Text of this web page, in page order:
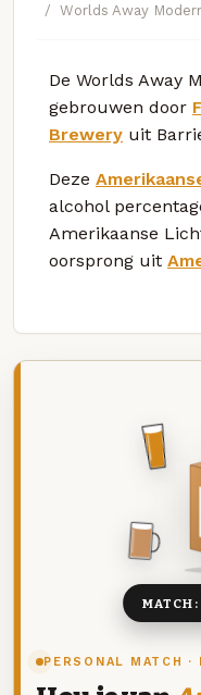
Worlds Away
De Worlds Away
gebrouwen door
Brewery uit
Deze
alcohol
Amerikaanse
oorsprong uit
PERSONAL MATCH ·
MATCH: